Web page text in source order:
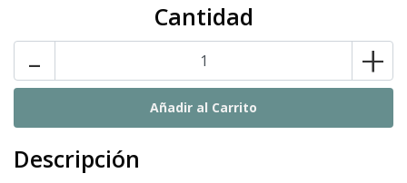
Cantidad
- +
Descripción